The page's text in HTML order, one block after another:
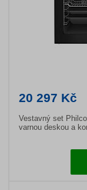
20 297 Kč
Vestavný set
varnou deskou a